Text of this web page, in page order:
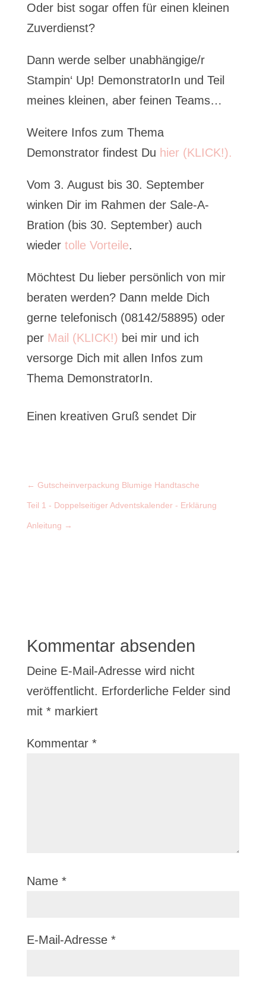
Oder bist sogar offen für einen kleinen
Zuverdienst?
Dann werde selber unabhängige/r
Stampin‘ Up! DemonstratorIn und Teil
meines kleinen, aber feinen Teams…
Weitere Infos zum Thema
Demonstrator findest Du hier (KLICK!).
Vom 3. August bis 30. September
winken Dir im Rahmen der Sale-A-
Bration (bis 30. September) auch
wieder tolle Vorteile.
Möchtest Du lieber persönlich von mir
beraten werden? Dann melde Dich
gerne telefonisch (08142/58895) oder
per Mail (KLICK!) bei mir und ich
versorge Dich mit allen Infos zum
Thema DemonstratorIn.
Einen kreativen Gruß sendet Dir
← Gutscheinverpackung Blumige Handtasche
Teil 1 - Doppelseitiger Adventskalender - Erklärung
Anleitung →
Kommentar absenden
Deine E-Mail-Adresse wird nicht
veröffentlicht. Erforderliche Felder sind
mit *markiert
Kommentar *
Name *
E-Mail-Adresse *